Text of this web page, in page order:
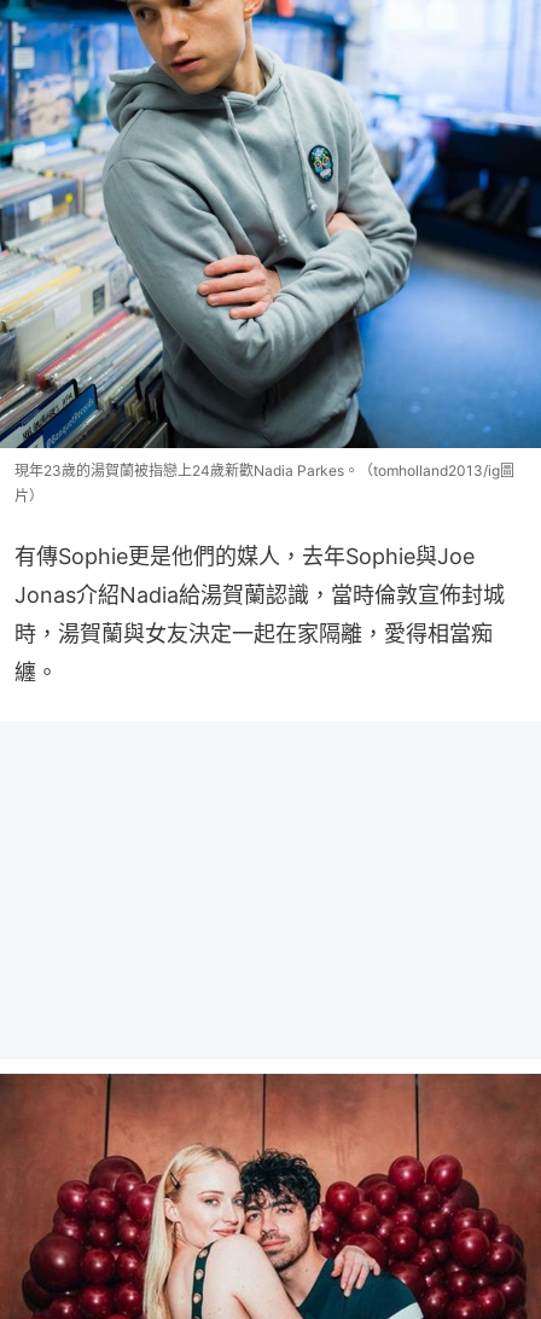
現年23歲的湯賀蘭被指戀上24歲新歡Nadia Parkes。（tomholland2013/ig圖
片）
有傳Sophie更是他們的媒人，去年Sophie與Joe
Jonas介紹Nadia給湯賀蘭認識，當時倫敦宣佈封城
時，湯賀蘭與女友決定一起在家隔離，愛得相當痴
纏。